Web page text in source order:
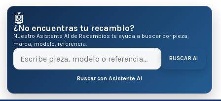
🤖
¿No encuentras tu recambio?
Nuestro Asistente AI de Recambios te ayuda a buscar por pieza,
marca, modelo, referencia.
BUSCAR AI
Buscar con Asistente AI